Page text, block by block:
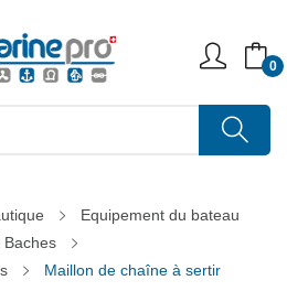
0
Equipement du bateau
Baches
Maillon de chaîne à sertir